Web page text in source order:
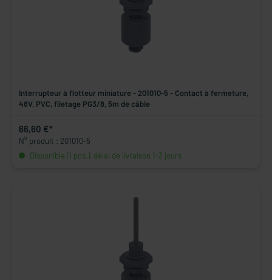
Interrupteur à flotteur miniature - 201010-5 - Contact à fermeture,
48V, PVC, filetage PG3/8, 5m de câble
66,60 €*
N° produit : 201010-5
Disponible (1 pcs.), délai de livraison 1-3 jours